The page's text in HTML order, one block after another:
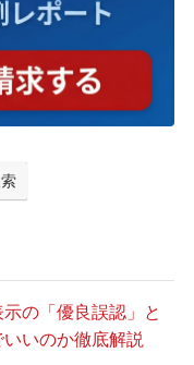
の「優良誤認」と
いのか徹底解説